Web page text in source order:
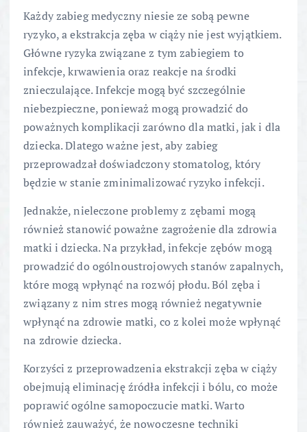
Każdy zabieg medyczny niesie ze sobą pewne
ryzyko, a ekstrakcja zęba w ciąży nie jest wyjątkiem.
Główne ryzyka związane z tym zabiegiem to
infekcje, krwawienia oraz reakcje na środki
znieczulające. Infekcje mogą być szczególnie
niebezpieczne, ponieważ mogą prowadzić do
poważnych komplikacji zarówno dla matki, jak i dla
dziecka. Dlatego ważne jest, aby zabieg
przeprowadzał doświadczony stomatolog, który
będzie w stanie zminimalizować ryzyko infekcji.
Jednakże, nieleczone problemy z zębami mogą
również stanowić poważne zagrożenie dla zdrowia
matki i dziecka. Na przykład, infekcje zębów mogą
prowadzić do ogólnoustrojowych stanów zapalnych,
które mogą wpłynąć na rozwój płodu. Ból zęba i
związany z nim stres mogą również negatywnie
wpłynąć na zdrowie matki, co z kolei może wpłynąć
na zdrowie dziecka.
Korzyści z przeprowadzenia ekstrakcji zęba w ciąży
obejmują eliminację źródła infekcji i bólu, co może
poprawić ogólne samopoczucie matki. Warto
również zauważyć, że nowoczesne techniki